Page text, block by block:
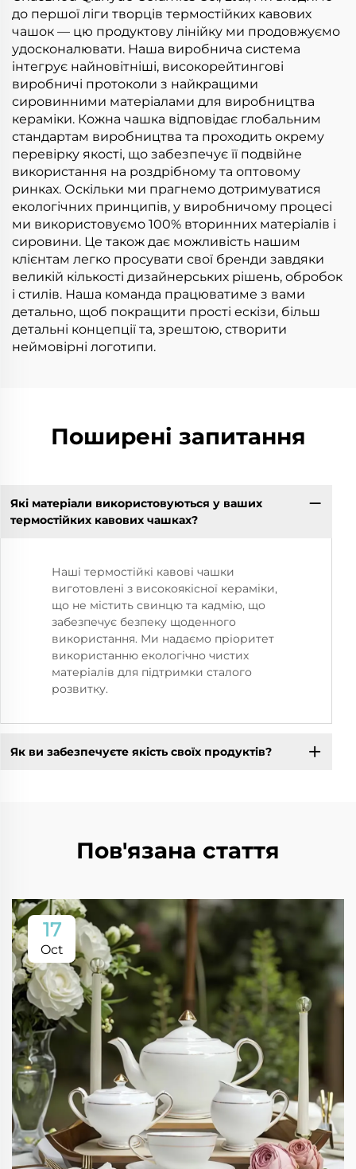
до першої ліги творців термостійких кавових
чашок — цю продуктову лінійку ми продовжуємо
удосконалювати. Наша виробнича система
інтегрує найновітніші, високорейтингові
виробничі протоколи з найкращими
сировинними матеріалами для виробництва
кераміки. Кожна чашка відповідає глобальним
стандартам виробництва та проходить окрему
перевірку якості, що забезпечує її подвійне
використання на роздрібному та оптовому
ринках. Оскільки ми прагнемо дотримуватися
екологічних принципів, у виробничому процесі
ми використовуємо 100% вторинних матеріалів і
сировини. Це також дає можливість нашим
клієнтам легко просувати свої бренди завдяки
великій кількості дизайнерських рішень, обробок
і стилів. Наша команда працюватиме з вами
детально, щоб покращити прості ескізи, більш
детальні концепції та, зрештою, створити
неймовірні логотипи.
Поширені запитання
Які матеріали використовуються у ваших
термостійких кавових чашках?
Наші термостійкі кавові чашки
виготовлені з високоякісної кераміки,
що не містить свинцю та кадмію, що
забезпечує безпеку щоденного
використання. Ми надаємо пріоритет
використанню екологічно чистих
матеріалів для підтримки сталого
розвитку.
Як ви забезпечуєте якість своїх продуктів?
Пов'язана стаття
17
Oct